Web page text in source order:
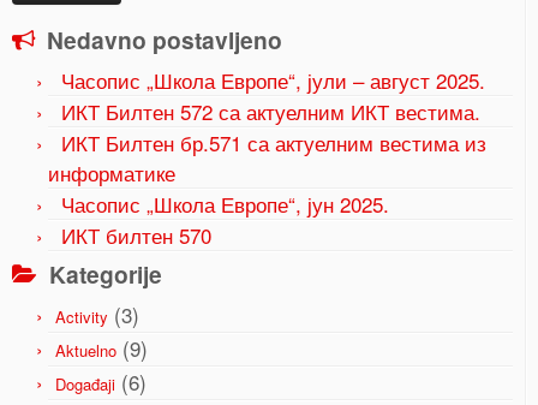
Nedavno postavljeno
Часопис „Школа Европе“, јули – август 2025.
ИКТ Билтен 572 са актуелним ИКТ вестима.
ИКТ Билтен бр.571 са актуелним вестима из
информатике
Часопис „Школа Европе“, јун 2025.
ИКТ билтен 570
Kategorije
Activity (3)
Aktuelno (9)
Događaji (6)